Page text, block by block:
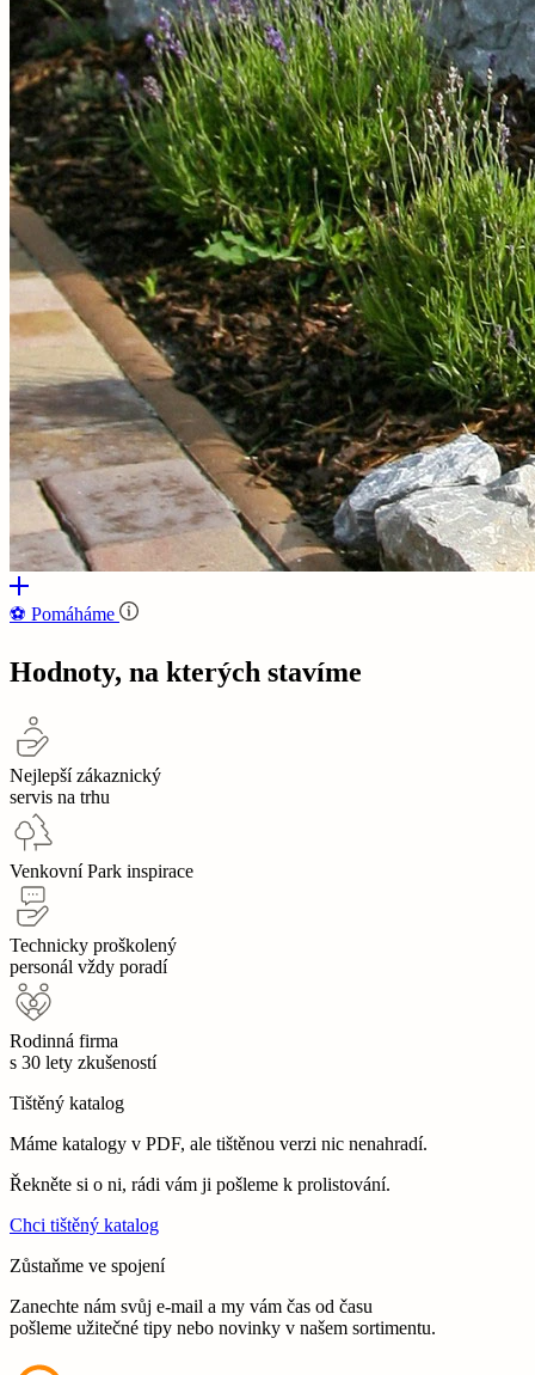
⚽‍️️ Pomáháme
Hodnoty, na kterých stavíme
Nejlepší zákaznický
servis na trhu
Venkovní Park inspirace
Technicky proškolený
personál vždy poradí
Rodinná firma
s 30 lety zkušeností
Tištěný katalog
Máme katalogy v PDF, ale tištěnou verzi nic nenahradí.
Řekněte si o ni, rádi vám ji pošleme k prolistování.
Chci tištěný katalog
Zůstaňme ve spojení
Zanechte nám svůj e-mail a my vám čas od času
pošleme užitečné tipy nebo novinky v našem sortimentu.